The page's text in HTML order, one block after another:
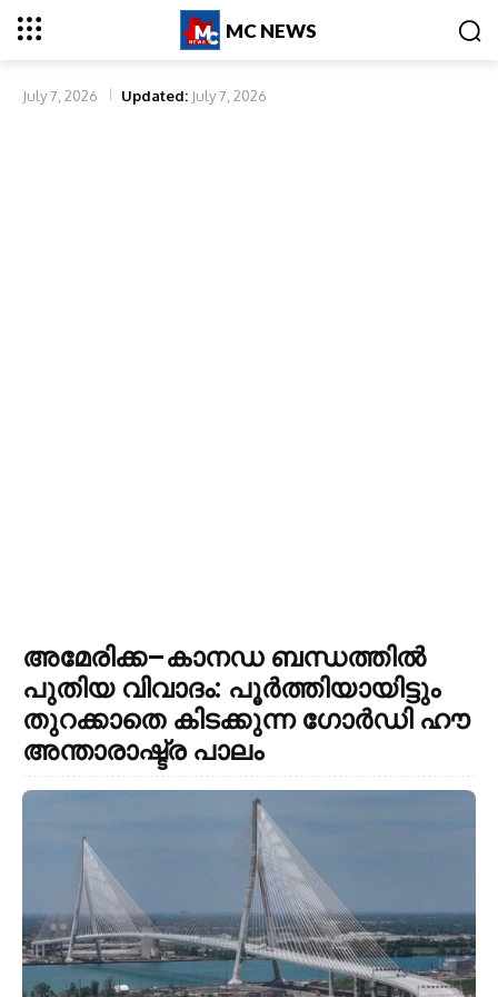
MC NEWS
July 7, 2026 Updated: July 7, 2026
അമേരിക്ക–കാനഡ ബന്ധത്തിൽ
പുതിയ വിവാദം: പൂർത്തിയായിട്ടും
തുറക്കാതെ കിടക്കുന്ന ഗോർഡി ഹൗ
അന്താരാഷ്ട്ര പാലം